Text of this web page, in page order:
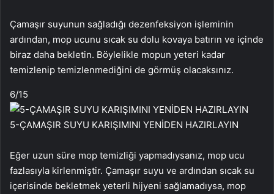
Çamaşır suyunun sağladığı dezenfeksiyon işleminin
ardından, mop ucunu sıcak su dolu kovaya batırın ve içinde
biraz daha bekletin. Böylelikle mopun yeteri kadar
temizlenip temizlenmediğini de görmüş olacaksınız.
6/15
5-ÇAMAŞIR SUYU KARIŞIMINI YENİDEN HAZIRLAYIN
Eğer uzun süre mop temizliği yapmadıysanız, mop ucu
fazlasıyla kirlenmiştir. Çamaşır suyu ve ardından sıcak su
içerisinde bekletmek yeterli hijyeni sağlamadıysa, mop